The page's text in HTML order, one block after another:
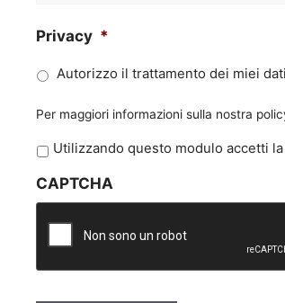
Privacy *
Autorizzo il trattamento dei miei
Per maggiori informazioni sulla nostra
P
i
v
y
Utilizzando questo modulo accetti
CAPTCHA